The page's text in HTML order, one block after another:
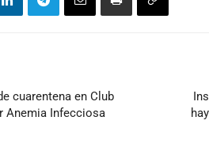
cuarentena en Club
Anemia Infecciosa